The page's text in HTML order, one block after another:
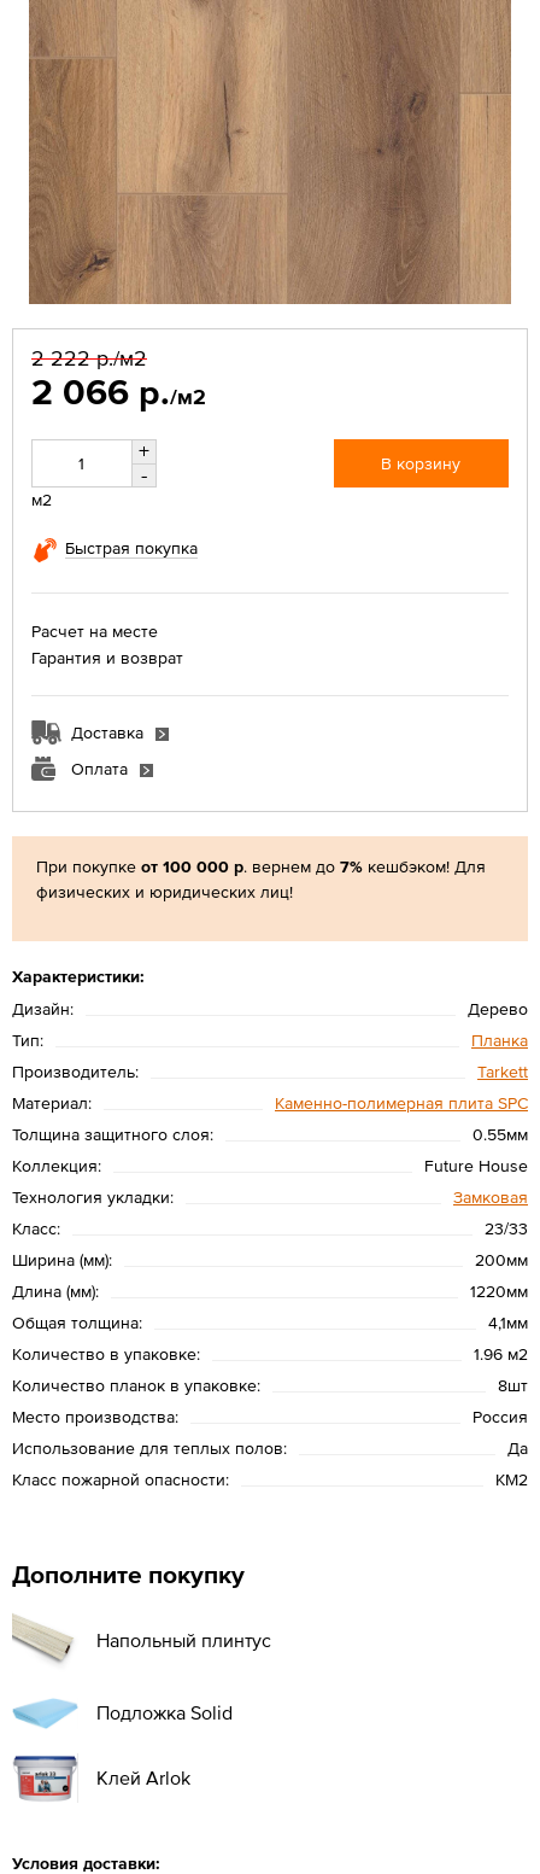
При покупке от 100 000 р. вернем до 7% кешбэком! Для
физических и юридических лиц!
Характеристики:
Дизайн:
Дерево
Тип:
Планка
Производитель:
Tarkett
Материал:
Каменно-полимерная плита SPC
Толщина защитного слоя:
0.55мм
Коллекция:
Future House
Технология укладки:
Замковая
Класс:
23/33
Ширина (мм):
200мм
Длина (мм):
1220мм
Общая толщина:
4,1мм
Количество в упаковке:
1.96 м2
Количество планок в упаковке:
8шт
Место производства:
Россия
Использование для теплых полов:
Да
Класс пожарной опасности:
КМ2
2 222 р./м2
2 066 р./м2
+
-
м2
В корзину
Быстрая покупка
Расчет на месте
Гарантия и возврат
Доставка
Оплата
Дополните покупку
Напольный плинтус
Подложка Solid
Клей Arlok
Условия доставки: